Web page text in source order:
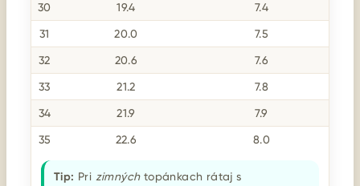
30 19.4 7.4
31 20.0 7.5
32 20.6 7.6
33 21.2 7.8
34 21.9 7.9
35 22.6 8.0
Tip: Pri zimnýchtopánkach rátaj s